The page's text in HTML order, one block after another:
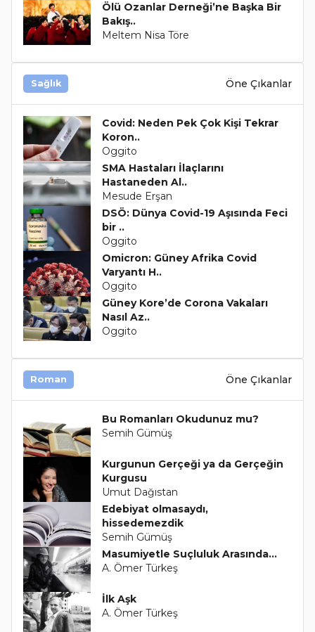
Ölü Ozanlar Derneği’ne Başka Bir
Bakış..
Meltem Nisa Töre
Sağlık Öne Çıkanlar
Covid: Neden Pek Çok Kişi Tekrar
Koron..
Oggito
SMA Hastaları İlaçlarını
Hastaneden Al..
Mesude Erşan
DSÖ: Dünya Covid-19 Aşısında Feci
bir ..
Oggito
Omicron: Güney Afrika Covid
Varyantı H..
Oggito
Güney Kore’de Corona Vakaları
Nasıl Az..
Oggito
Roman Öne Çıkanlar
Bu Romanları Okudunuz mu?
Semih Gümüş
Kurgunun Gerçeği ya da Gerçeğin
Kurgusu
Umut Dağıstan
Edebiyat olmasaydı,
hissedemezdik
Semih Gümüş
Masumiyetle Suçluluk Arasında...
A. Ömer Türkeş
İlk Aşk
A. Ömer Türkeş